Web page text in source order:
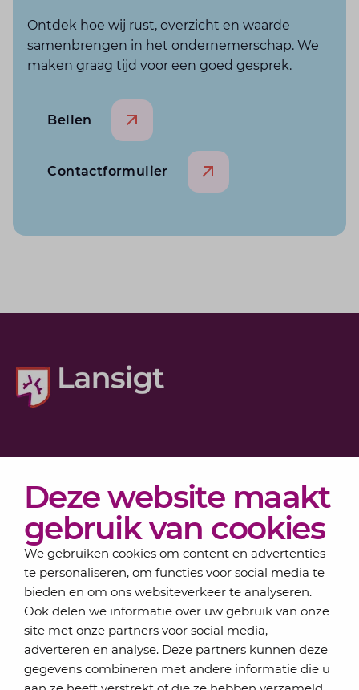
Deze website maakt
gebruik van cookies
We gebruiken cookies om content en advertenties
te personaliseren, om functies voor social media te
bieden en om ons websiteverkeer te analyseren.
Ook delen we informatie over uw gebruik van onze
site met onze partners voor social media,
adverteren en analyse. Deze partners kunnen deze
gegevens combineren met andere informatie die u
Ontdek hoe wij rust, overzicht en waarde
samenbrengen in het ondernemerschap. We
maken graag tijd voor een goed gesprek.
Bellen
Contactformulier
Actueel
Over Lansigt
Contact
Schrijf je in voor onze nieuwsbrief
Elke maand bundelen de adviseurs van Lansigt in
de eSigt het nieuws.
Jouw emailadres